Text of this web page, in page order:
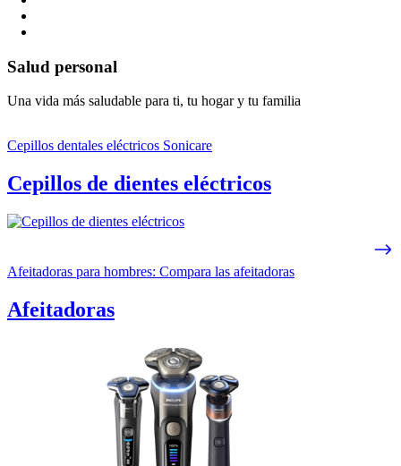
Salud personal
Una vida más saludable para ti, tu hogar y tu familia
Cepillos dentales eléctricos Sonicare
Cepillos de dientes eléctricos
Afeitadoras para hombres: Compara las afeitadoras
Afeitadoras